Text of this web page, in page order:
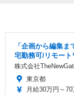
「企画から編集
宅勤務可/リモー
株式会社
東京都
月給30万円～70